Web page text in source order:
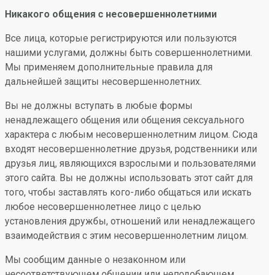
Никакого общения с несовершеннолетними
Все лица, которые регистрируются или пользуются
нашими услугами, должны быть совершеннолетними.
Мы применяем дополнительные правила для
дальнейшей защиты несовершеннолетних.
Вы не должны вступать в любые формы
ненадлежащего общения или общения сексуального
характера с любым несовершеннолетним лицом. Сюда
входят несовершеннолетние друзья, родственники или
друзья лиц, являющихся взрослыми и пользователями
этого сайта. Вы не должны использовать этот сайт для
того, чтобы заставлять кого-либо общаться или искать
любое несовершеннолетнее лицо с целью
установления дружбы, отношений или ненадлежащего
взаимодействия с этим несовершеннолетним лицом.
Мы сообщим данные о незаконном или